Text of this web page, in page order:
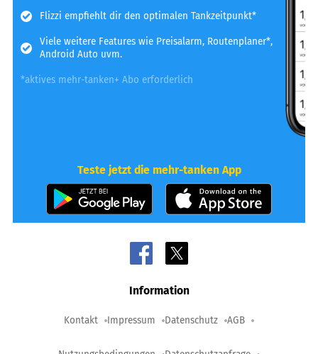
Flizzi empfiehlt dir den optimalen Tankzeitpunkt*
Viele weitere Features wie Preisalarm, Routenplaner*,
Android Auto uvm.
*aktives mehr-tanken+ Abo erforderlich
Teste jetzt die mehr-tanken App
Information
Kontakt Impressum Datenschutz AGB